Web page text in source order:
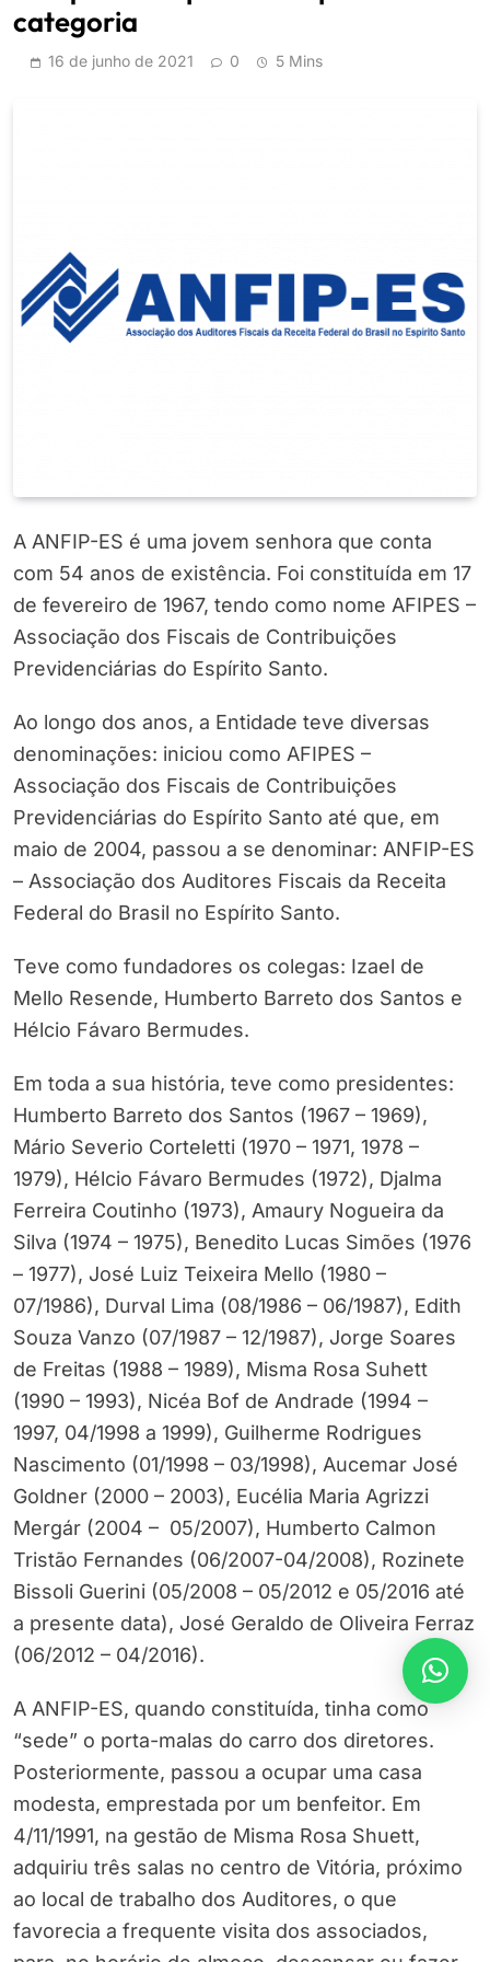
categoria
16 de junho de 2021 0 5 Mins
A ANFIP-ES é uma jovem senhora que conta
com 54 anos de existência. Foi constituída em 17
de fevereiro de 1967, tendo como nome AFIPES –
Associação dos Fiscais de Contribuições
Previdenciárias do Espírito Santo.
Ao longo dos anos, a Entidade teve diversas
denominações: iniciou como AFIPES –
Associação dos Fiscais de Contribuições
Previdenciárias do Espírito Santo até que, em
maio de 2004, passou a se denominar: ANFIP-ES
– Associação dos Auditores Fiscais da Receita
Federal do Brasil no Espírito Santo.
Teve como fundadores os colegas: Izael de
Mello Resende, Humberto Barreto dos Santos e
Hélcio Fávaro Bermudes.
Em toda a sua história, teve como presidentes:
Humberto Barreto dos Santos (1967 – 1969),
Mário Severio Corteletti (1970 – 1971, 1978 –
1979), Hélcio Fávaro Bermudes (1972), Djalma
Ferreira Coutinho (1973), Amaury Nogueira da
Silva (1974 – 1975), Benedito Lucas Simões (1976
– 1977), José Luiz Teixeira Mello (1980 –
07/1986), Durval Lima (08/1986 – 06/1987), Edith
Souza Vanzo (07/1987 – 12/1987), Jorge Soares
de Freitas (1988 – 1989), Misma Rosa Suhett
(1990 – 1993), Nicéa Bof de Andrade (1994 –
1997, 04/1998 a 1999), Guilherme Rodrigues
Nascimento (01/1998 – 03/1998), Aucemar José
Goldner (2000 – 2003), Eucélia Maria Agrizzi
Mergár (2004 – 05/2007), Humberto Calmon
Tristão Fernandes (06/2007-04/2008), Rozinete
Bissoli Guerini (05/2008 – 05/2012 e 05/2016 até
a presente data), José Geraldo de Oliveira Ferraz
(06/2012 – 04/2016).
A ANFIP-ES, quando constituída, tinha como
“sede” o porta-malas do carro dos diretores.
Posteriormente, passou a ocupar uma casa
modesta, emprestada por um benfeitor. Em
4/11/1991, na gestão de Misma Rosa Shuett,
adquiriu três salas no centro de Vitória, próximo
ao local de trabalho dos Auditores, o que
favorecia a frequente visita dos associados,